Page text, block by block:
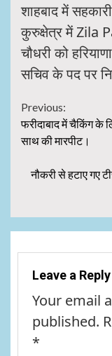
शाहबाद में
कुरुक्षेत्र में Zila
चौधरी को
सचिव के पद पर
Continue
Reading
Previous:
फरीदाबाद में चैकिंग के
साथ की मारपीट।
नौकरी से हटाए गए
Leave a Reply
Your email
published.
*